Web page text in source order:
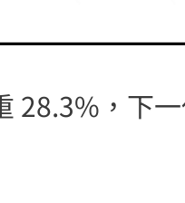
28.3%，下